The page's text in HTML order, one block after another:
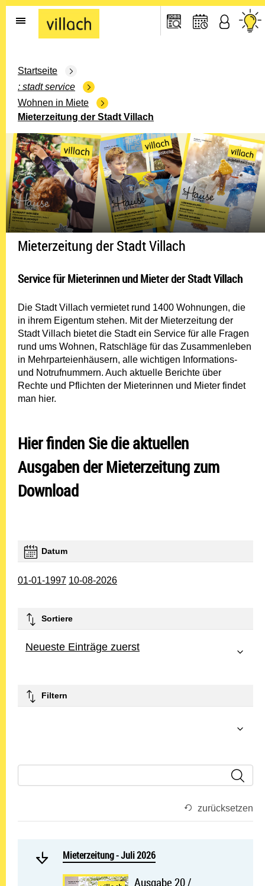
Gehe zur Startseite
Startseite
stadt service
Wohnen in Miete
Mieterzeitung der Stadt Villach
Mieterzeitung der Stadt Villach
Service für Mieterinnen und Mieter der Stadt Villach
Die Stadt Villach vermietet rund 1400 Wohnungen, die
in ihrem Eigentum stehen. Mit der Mieterzeitung der
Stadt Villach bietet die Stadt ein Service für alle Fragen
rund ums Wohnen, Ratschläge für das Zusammenleben
in Mehrparteienhäusern, alle wichtigen Informations-
und Notrufnummern. Auch aktuelle Berichte über
Rechte und Pflichten der Mieterinnen und Mieter findet
man hier.
Hier finden Sie die aktuellen
Ausgaben der Mieterzeitung zum
Download
Datum
01-01-1997 10-08-2026
Sortiere
Neueste Einträge zuerst
Filtern
zurücksetzen
Mehr lesen: Mieterzeitung
Mieterzeitung - Juli 2026
Mieterzeitung - Juli 2026
Ausgabe 20 /